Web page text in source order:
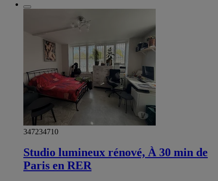
347234710
Studio lumineux rénové, À 30 min de
Paris en RER